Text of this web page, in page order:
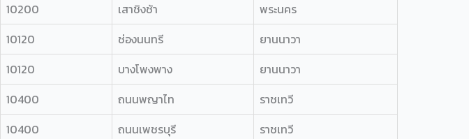
10200
เสาชิงช้า
พระนคร
10120
ช่องนนทรี
ยานนาวา
10120
บางโพงพาง
ยานนาวา
10400
ถนนพญาไท
ราชเทวี
10400
ถนนเพชรบุรี
ราชเทวี